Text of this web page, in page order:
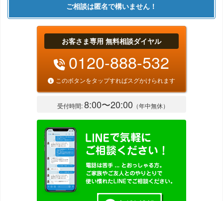
ご相談は匿名で構いません！
お客さま専用 無料相談ダイヤル
0120-888-532
このボタンをタップすればスグかけられます
受付時間:8:00〜20:00 （年中無休）